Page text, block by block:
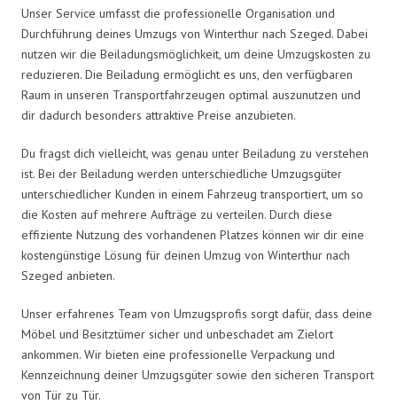
Unser Service umfasst die professionelle Organisation und
Durchführung deines Umzugs von Winterthur nach Szeged. Dabei
nutzen wir die Beiladungsmöglichkeit, um deine Umzugskosten zu
reduzieren. Die Beiladung ermöglicht es uns, den verfügbaren
Raum in unseren Transportfahrzeugen optimal auszunutzen und
dir dadurch besonders attraktive Preise anzubieten.
Du fragst dich vielleicht, was genau unter Beiladung zu verstehen
ist. Bei der Beiladung werden unterschiedliche Umzugsgüter
unterschiedlicher Kunden in einem Fahrzeug transportiert, um so
die Kosten auf mehrere Aufträge zu verteilen. Durch diese
effiziente Nutzung des vorhandenen Platzes können wir dir eine
kostengünstige Lösung für deinen Umzug von Winterthur nach
Szeged anbieten.
Unser erfahrenes Team von Umzugsprofis sorgt dafür, dass deine
Möbel und Besitztümer sicher und unbeschadet am Zielort
ankommen. Wir bieten eine professionelle Verpackung und
Kennzeichnung deiner Umzugsgüter sowie den sicheren Transport
von Tür zu Tür.